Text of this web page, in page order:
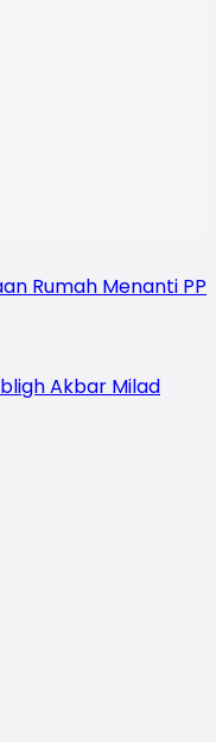
Rumah Menanti PP
Akbar Milad